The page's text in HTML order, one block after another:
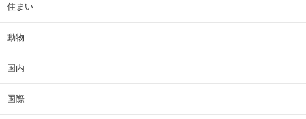
住まい
動物
国内
国際